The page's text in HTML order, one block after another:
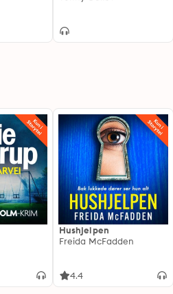
Hushjelpen
Freida McFadden
4.4